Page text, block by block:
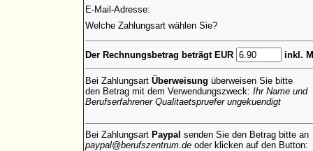
E-Mail-Adresse:
Welche Zahlungsart wählen Sie?
Der Rechnungsbetrag beträgt EUR inkl.
Bei Zahlungsart Überweisung überweisen Sie bitte
den Betrag mit dem Verwendungszweck: Ihr Name und
Berufserfahrener Qualitaetspruefer ungekuendigt
Bei Zahlungsart Paypal senden Sie den Betrag bitte an
paypal@berufszentrum.deoder klicken auf den Button: